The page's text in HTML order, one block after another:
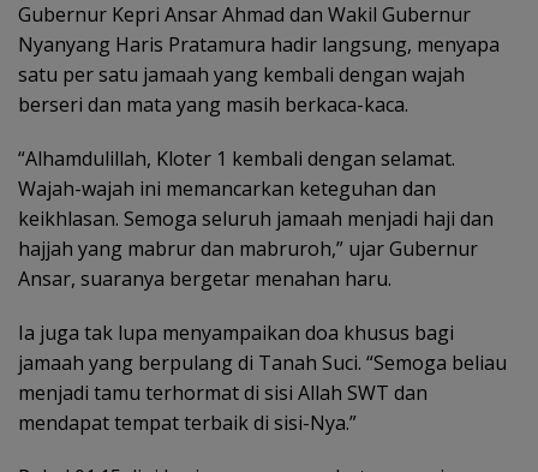
Gubernur Kepri Ansar Ahmad dan Wakil Gubernur
Nyanyang Haris Pratamura hadir langsung, menyapa
satu per satu jamaah yang kembali dengan wajah
berseri dan mata yang masih berkaca-kaca.
“Alhamdulillah, Kloter 1 kembali dengan selamat.
Wajah-wajah ini memancarkan keteguhan dan
keikhlasan. Semoga seluruh jamaah menjadi haji dan
hajjah yang mabrur dan mabruroh,” ujar Gubernur
Ansar, suaranya bergetar menahan haru.
Ia juga tak lupa menyampaikan doa khusus bagi
jamaah yang berpulang di Tanah Suci. “Semoga beliau
menjadi tamu terhormat di sisi Allah SWT dan
mendapat tempat terbaik di sisi-Nya.”